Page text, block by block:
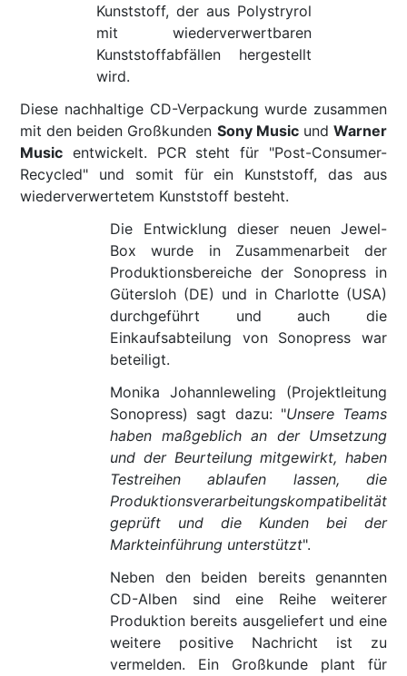
Kunststoff, der aus Polystryrol
mit wiederverwertbaren
Kunststoffabfällen hergestellt
wird.
Diese nachhaltige CD-Verpackung wurde zusammen
mit den beiden Großkunden Sony MusicundWarner
Music entwickelt. PCR steht für "Post-Consumer-
Recycled" und somit für ein Kunststoff, das aus
wiederverwertetem Kunststoff besteht.
Die Entwicklung dieser neuen Jewel-
Box wurde in Zusammenarbeit der
Produktionsbereiche der Sonopress in
Gütersloh (DE) und in Charlotte (USA)
durchgeführt und auch die
Einkaufsabteilung von Sonopress war
beteiligt.
Monika Johannleweling (Projektleitung
Sonopress) sagt dazu: "Unsere Teams
haben maßgeblich an der Umsetzung
und der Beurteilung mitgewirkt, haben
Testreihen ablaufen lassen, die
Produktionsverarbeitungskompatibelität
geprüft und die Kunden bei der
Markteinführung unterstützt".
Neben den beiden bereits genannten
CD-Alben sind eine Reihe weiterer
Produktion bereits ausgeliefert und eine
weitere positive Nachricht ist zu
vermelden. Ein Großkunde plant für